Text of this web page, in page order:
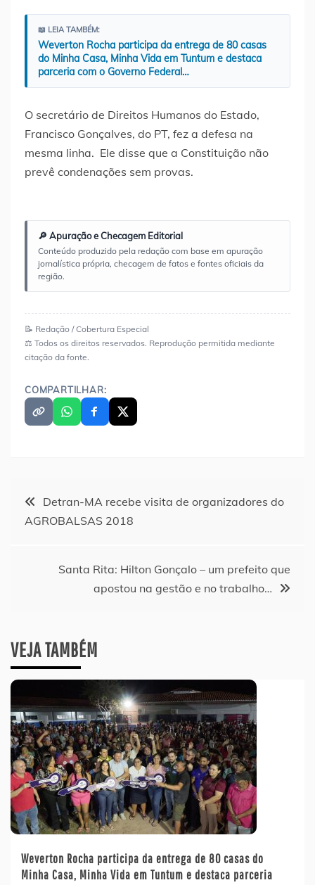
📖 LEIA TAMBÉM:
Weverton Rocha participa da entrega de 80 casas
do Minha Casa, Minha Vida em Tuntum e destaca
parceria com o Governo Federal…
O secretário de Direitos Humanos do Estado,
Francisco Gonçalves, do PT, fez a defesa na
mesma linha. Ele disse que a Constituição não
prevê condenações sem provas.
🔎 Apuração e Checagem Editorial
Conteúdo produzido pela redação com base em apuração
jornalística própria, checagem de fatos e fontes oficiais da
região.
📝 Redação / Cobertura Especial
⚖️ Todos os direitos reservados. Reprodução permitida mediante
citação da fonte.
COMPARTILHAR:
Navegação
Detran-MA recebe visita de organizadores do
AGROBALSAS 2018
Santa Rita: Hilton Gonçalo – um prefeito que
apostou na gestão e no trabalho…
VEJA TAMBÉM
Weverton Rocha participa da entrega de 80 casas do
Minha Casa, Minha Vida em Tuntum e destaca parceria